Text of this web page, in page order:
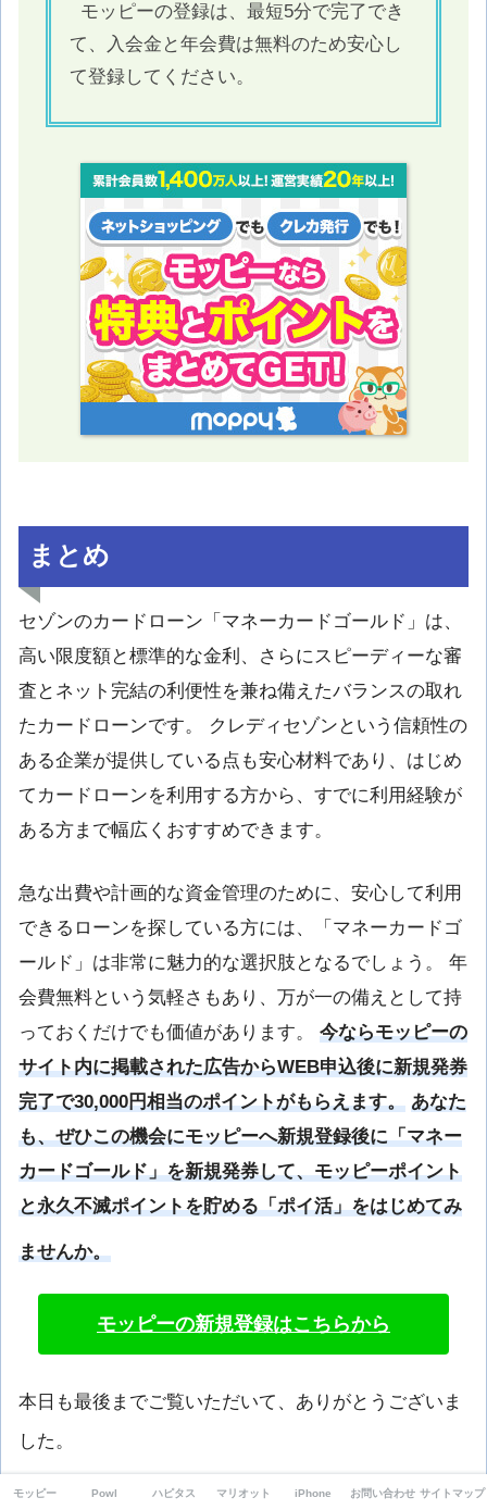
モッピーの登録は、最短5分で完了でき
て、入会金と年会費は無料のため安心し
て登録してください。
まとめ
セゾンのカードローン「マネーカードゴールド」は、
高い限度額と標準的な金利、さらにスピーディーな審
査とネット完結の利便性を兼ね備えたバランスの取れ
たカードローンです。 クレディセゾンという信頼性の
ある企業が提供している点も安心材料であり、はじめ
てカードローンを利用する方から、すでに利用経験が
ある方まで幅広くおすすめできます。
急な出費や計画的な資金管理のために、安心して利用
できるローンを探している方には、「マネーカードゴ
ールド」は非常に魅力的な選択肢となるでしょう。 年
会費無料という気軽さもあり、万が一の備えとして持
っておくだけでも価値があります。 今ならモッピーの
サイト内に掲載された広告からWEB申込後に新規発券
完了で30,000円相当のポイントがもらえます。 あなた
も、ぜひこの機会にモッピーへ新規登録後に「マネー
カードゴールド」を新規発券して、モッピーポイント
と永久不滅ポイントを貯める「ポイ活」をはじめてみ
ませんか。
モッピーの新規登録はこちらから
本日も最後までご覧いただいて、ありがとうございま
した。
モッピー Powl ハピタス マリオット iPhone お問い合わせ サイトマップ